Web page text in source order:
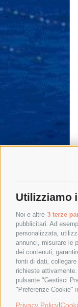
Utilizziamo
Noi e altre 3 terze
pubblicitari. Ad
personalizzata,
annunci, misurare le
dei contenuti,
fonti di dati,
richieste
pulsante "Gestisci
"Preferenze Cookie"
Privacy Policy